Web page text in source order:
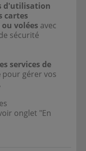
d'utilisation
cartes
volées avec
sécurité
services de
pour gérer vos
,
onglet "En